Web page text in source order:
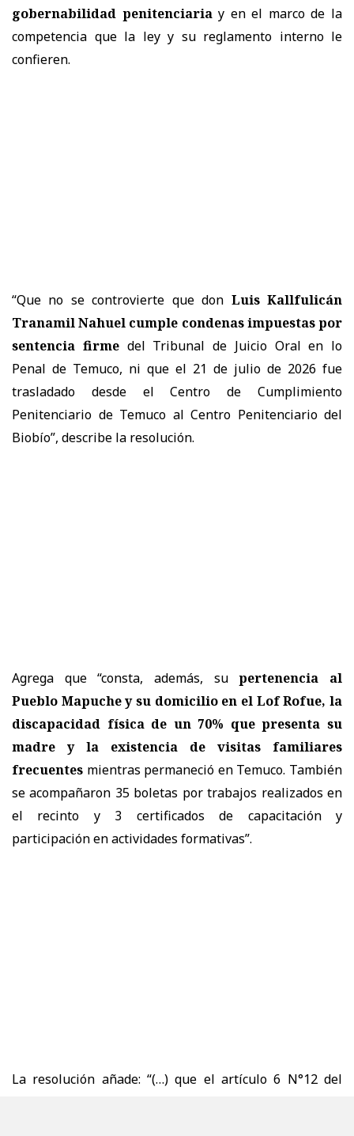
gobernabilidad penitenciariay en el marco de la
competencia que la ley y su reglamento interno le
confieren.
“Que no se controvierte que don Luis Kallfulicán
Tranamil Nahuel cumple condenas impuestas por
sentencia firmedel Tribunal de Juicio Oral en lo
Penal de Temuco, ni que el 21 de julio de 2026 fue
trasladado desde el Centro de Cumplimiento
Penitenciario de Temuco al Centro Penitenciario del
Biobío”, describe la resolución.
Agrega que “consta, además, supertenencia al
Pueblo Mapuche y su domicilio en el Lof Rofue, la
discapacidad física de un 70% que presenta su
madre y la existencia de visitas familiares
frecuentes mientras permaneció en Temuco. También
se acompañaron 35 boletas por trabajos realizados en
el recinto y 3 certificados de capacitación y
participación en actividades formativas”.
La resolución añade: “(…) que el artículo 6 N°12 del